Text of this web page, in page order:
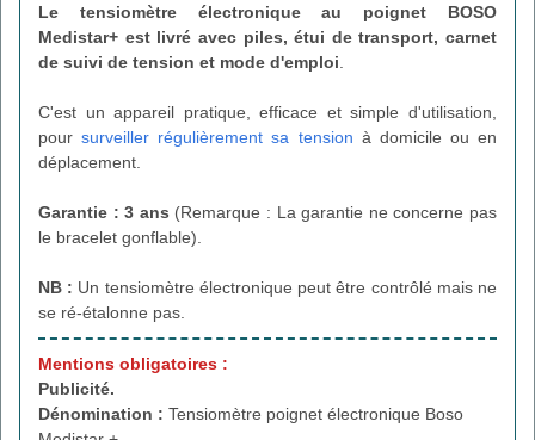
Le tensiomètre électronique au poignet BOSO
Medistar+ est livré avec piles, étui de transport, carnet
de suivi de tension et mode d'emploi
C'est un appareil pratique, efficace et simple d'utilisation,
poursurveiller régulièrement sa tension à domicile ou en
déplacement.
Garantie : 3 ans (Remarque : La garantie ne concerne pas
le bracelet gonflable).
NB : Un tensiomètre électronique peut être contrôlé mais ne
se ré-étalonne pas.
Mentions obligatoires :
Publicité.
Dénomination : Tensiomètre poignet électronique Boso